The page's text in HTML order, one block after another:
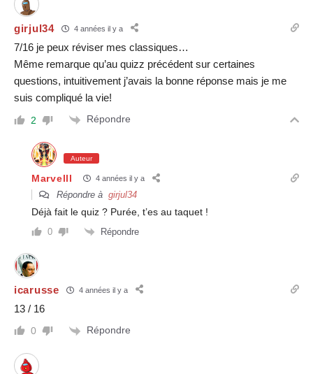
girjul34 4 années il y a
7/16 je peux réviser mes classiques…
Même remarque qu’au quizz précédent sur certaines
questions, intuitivement j’avais la bonne réponse mais je me
suis compliqué la vie!
2 Répondre
Auteur
Marvelll 4 années il y a
Répondre à girjul34
Déjà fait le quiz ? Purée, t’es au taquet !
0 Répondre
icarusse 4 années il y a
13 / 16
0 Répondre